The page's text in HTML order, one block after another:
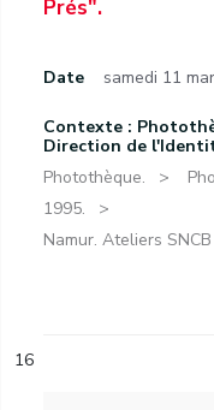
Prés".
Date samedi 11
Contexte :
Direction de
Photothèque.
1995.
Namur. Ateliers
16